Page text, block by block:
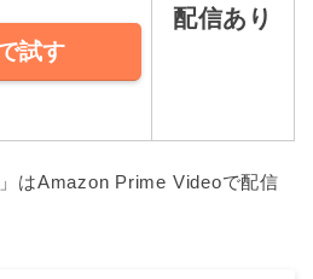
試す
配信あり
はAmazon Prime Videoで配信